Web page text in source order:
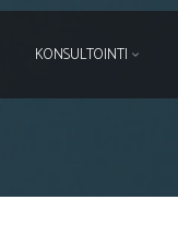
KONSULTOINTI